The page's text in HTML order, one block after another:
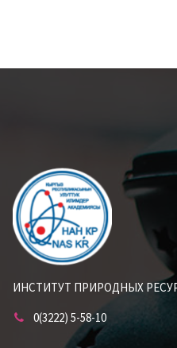
ИНСТИТУТ ПРИРОДНЫХ
0(3222) 5-58-10